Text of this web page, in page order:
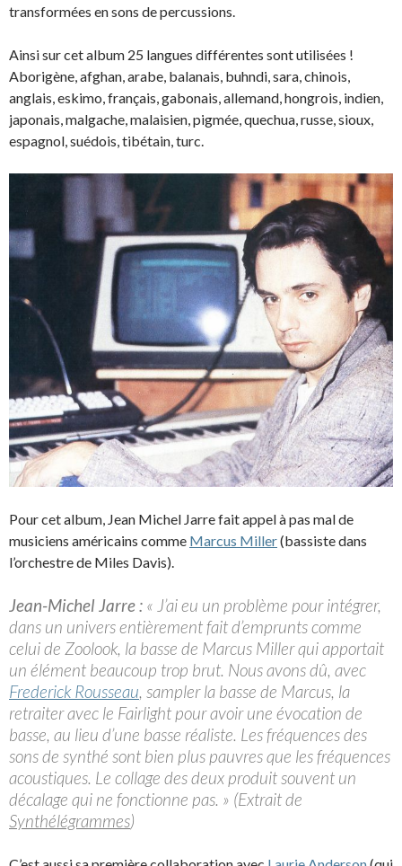
transformées en sons de percussions.
Ainsi sur cet album 25 langues différentes sont utilisées !
Aborigène, afghan, arabe, balanais, buhndi, sara, chinois,
anglais, eskimo, français, gabonais, allemand, hongrois, indien,
japonais, malgache, malaisien, pigmée, quechua, russe, sioux,
espagnol, suédois, tibétain, turc.
Pour cet album, Jean Michel Jarre fait appel à pas mal de
musiciens américains comme Marcus Miller(bassiste dans
l’orchestre de Miles Davis).
Jean-Michel Jarre : « J’ai eu un problème pour intégrer,
dans un univers entièrement fait d’emprunts comme
celui de Zoolook, la basse de Marcus Miller qui apportait
un élément beaucoup trop brut. Nous avons dû, avec
Frederick Rousseau, sampler la basse de Marcus, la
retraiter avec le Fairlight pour avoir une évocation de
basse, au lieu d’une basse réaliste. Les fréquences des
sons de synthé sont bien plus pauvres que les fréquences
acoustiques. Le collage des deux produit souvent un
décalage qui ne fonctionne pas. » (Extrait de
Synthélégrammes)